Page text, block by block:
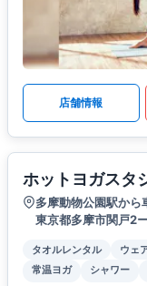
店舗情報
ホットヨガスタ
多摩動物公園駅から
東京都多摩市関戸2
タオルレンタル ウェ
常温ヨガ
シャワー